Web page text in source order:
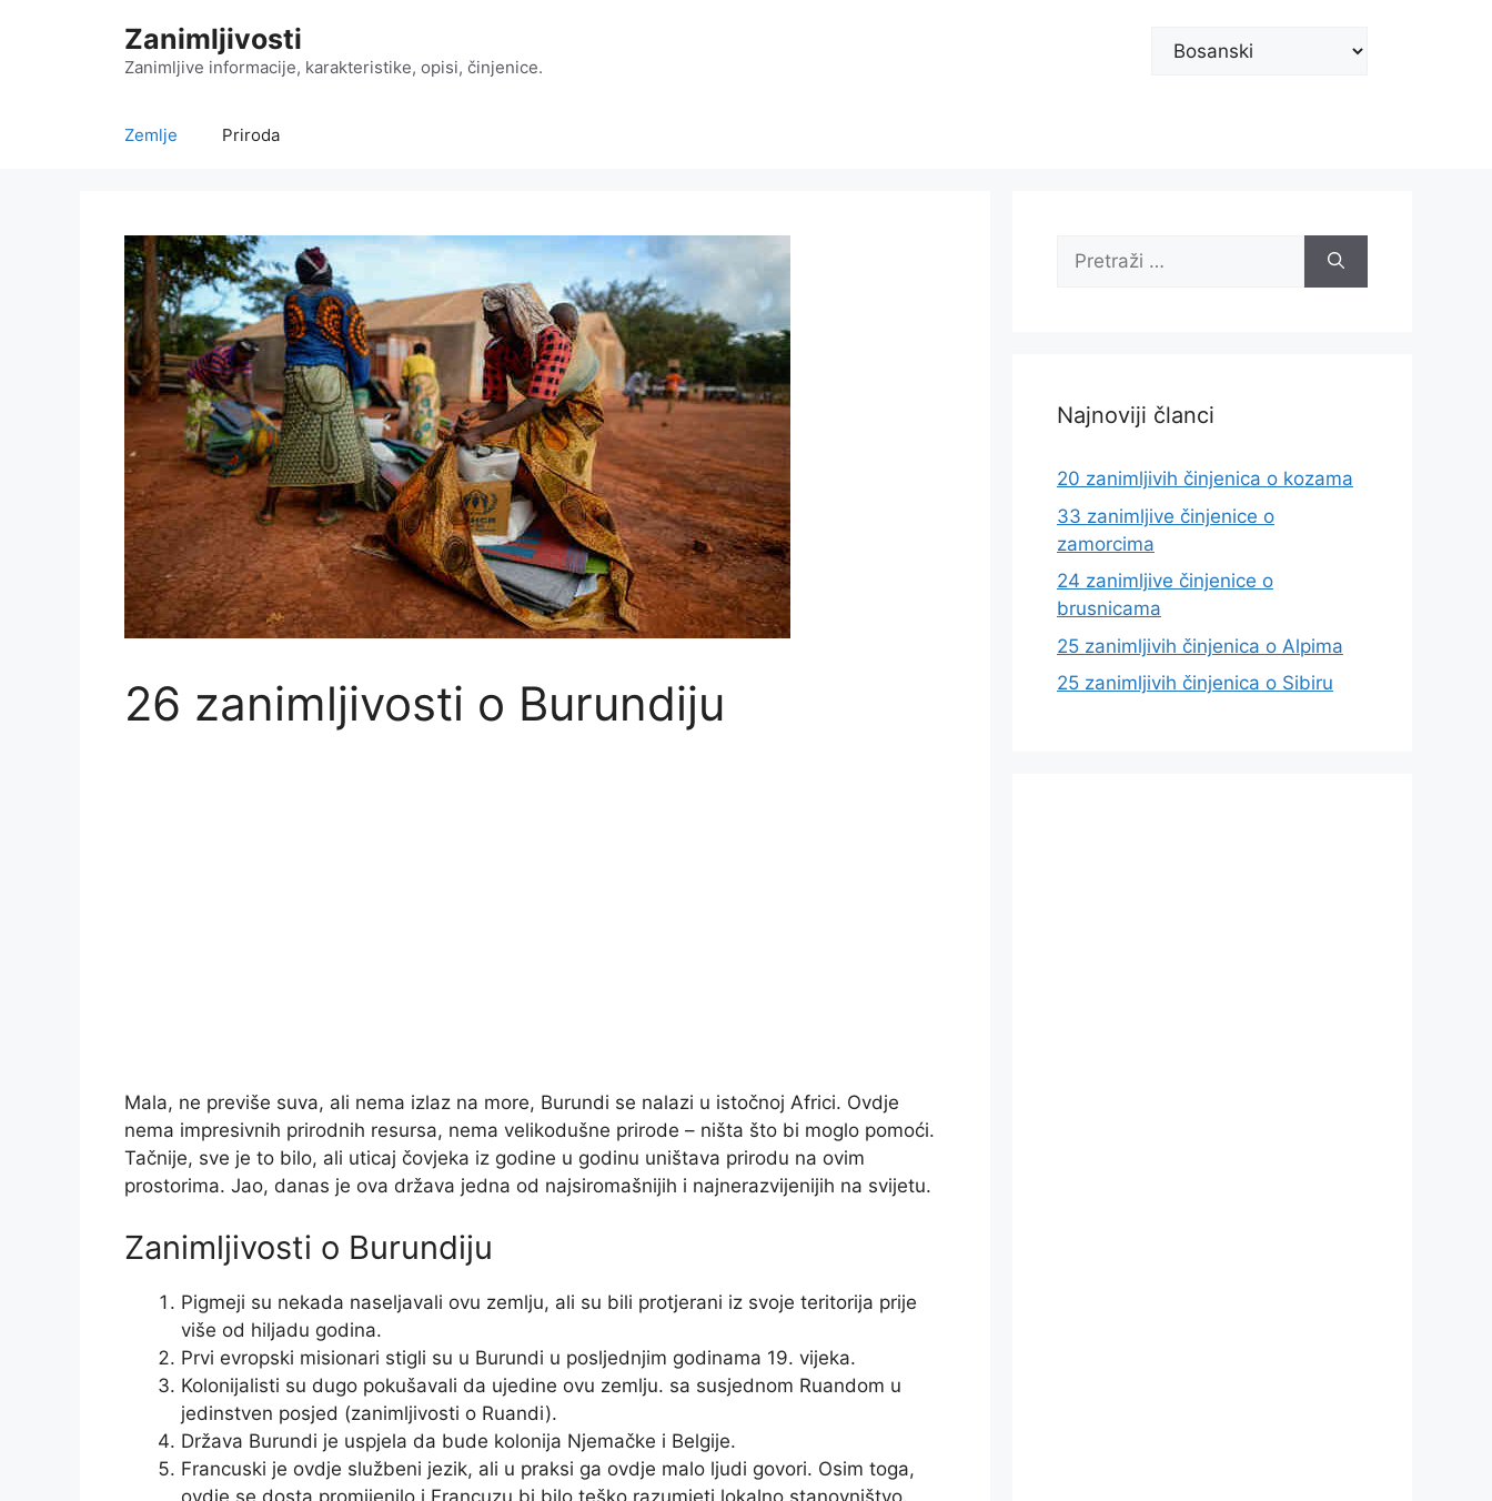
Zanimljivosti
Zanimljive informacije, karakteristike, opisi, činjenice.
Odaberite
Zemlje Priroda
26 zanimljivosti o Burundiju
Mala, ne previše suva, ali nema izlaz na more, Burundi se nalazi u istočnoj Africi. Ovdje
nema impresivnih prirodnih resursa, nema velikodušne prirode – ništa što bi moglo pomoći.
Tačnije, sve je to bilo, ali uticaj čovjeka iz godine u godinu uništava prirodu na ovim
prostorima. Jao, danas je ova država jedna od najsiromašnijih i najnerazvijenijih na svijetu.
Zanimljivosti o Burundiju
Pigmeji su nekada naseljavali ovu zemlju, ali su bili protjerani iz svoje teritorija prije
više od hiljadu godina.
Prvi evropski misionari stigli su u Burundi u posljednjim godinama 19. vijeka.
Kolonijalisti su dugo pokušavali da ujedine ovu zemlju. sa susjednom Ruandom u
jedinstven posjed (zanimljivosti o Ruandi).
Država Burundi je uspjela da bude kolonija Njemačke i Belgije.
Francuski je ovdje službeni jezik, ali u praksi ga ovdje malo ljudi govori. Osim toga,
ovdje se dosta promijenilo i Francuzu bi bilo teško razumjeti lokalno stanovništvo.
Pretraži:
Najnoviji članci
20 zanimljivih činjenica o kozama
33 zanimljive činjenice o
zamorcima
24 zanimljive činjenice o
brusnicama
25 zanimljivih činjenica o Alpima
25 zanimljivih činjenica o Sibiru